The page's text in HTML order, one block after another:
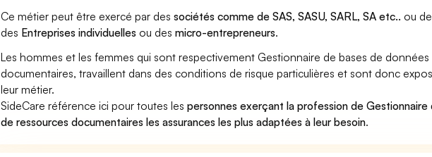
Ce métier peut être exercé par dessociétés comme de SAS, SASU, SARL, SA etc.. ou
des Entreprises individuelles ou desmicro-entrepreneurs.
Les hommes et les femmes qui sont respectivement Gestionnaire de bases de
documentaires, travaillent dans des conditions de risque particulières et sont donc
leur métier.
SideCare référence ici pour toutes lespersonnes exerçant la profession de
de ressources documentaires les assurances les plus adaptées à leur besoin.